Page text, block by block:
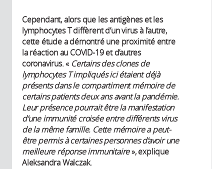
Cependant, alors que les antigènes et les
lymphocytes T diffèrent d’un virus à l’autre,
cette étude a démontré une proximité entre
la réaction au COVID-19 et d’autres
coronavirus. « Certains des clones de
lymphocytes T impliqués ici étaient déjà
présents dans le compartiment mémoire de
certains patients deux ans avant la pandémie.
Leur présence pourrait être la manifestation
d’une immunité croisée entre différents virus
de la même famille. Cette mémoire a peut-
être permis à certaines personnes d’avoir une
meilleure réponse immunitaire», explique
Aleksandra Walczak.